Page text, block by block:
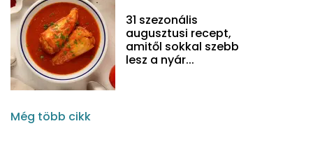
31 szezonális
augusztusi recept,
amitől sokkal szebb
lesz a nyár...
Még több cikk